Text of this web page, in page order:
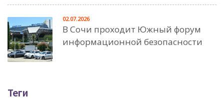
В Сочи проходит Южный форум
информационной безопасности
02.07.2026
Теги